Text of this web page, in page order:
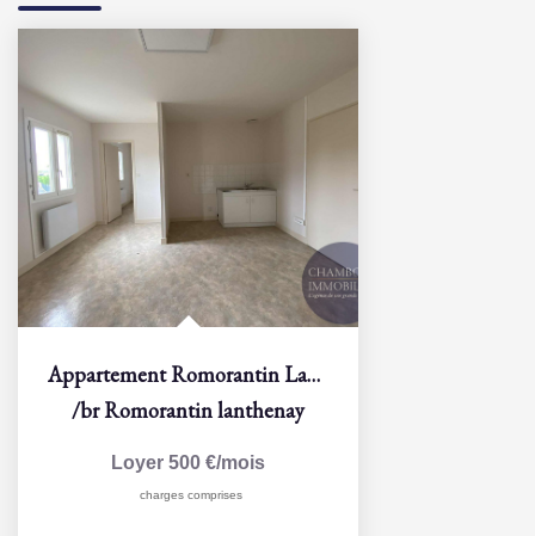
Appartement Romorantin Lanthenay 2 pièces 44.65 m2
/brRomorantin lanthenay
Loyer 500 €/mois
charges comprises